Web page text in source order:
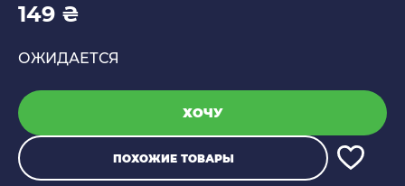
149 ₴
ОЖИДАЕТСЯ
ХОЧУ
ПОХОЖИЕ ТОВАРЫ